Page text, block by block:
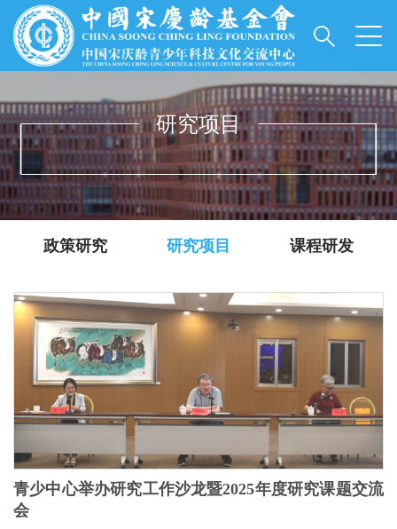
研究项目
INFORMATIONS
政策研究 研究项目 课程研发
青少中心举办研究工作沙龙暨2025年度研究课题交流
会